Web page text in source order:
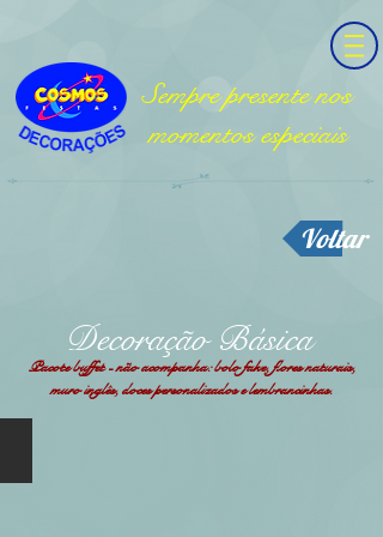
Sempre presente nos
momentos especiais
Voltar
Decoração Básica
Pacote buffet - não acompanha: bolo fake, flores naturais,
muro inglês, doces personalizados e lembrancinhas.